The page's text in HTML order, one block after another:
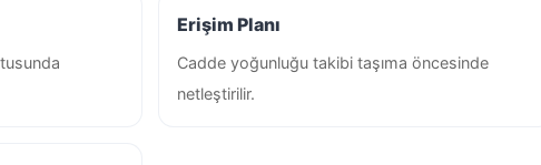
Erişim Planı
Cadde yoğunluğu takibi taşıma öncesinde
netleştirilir.